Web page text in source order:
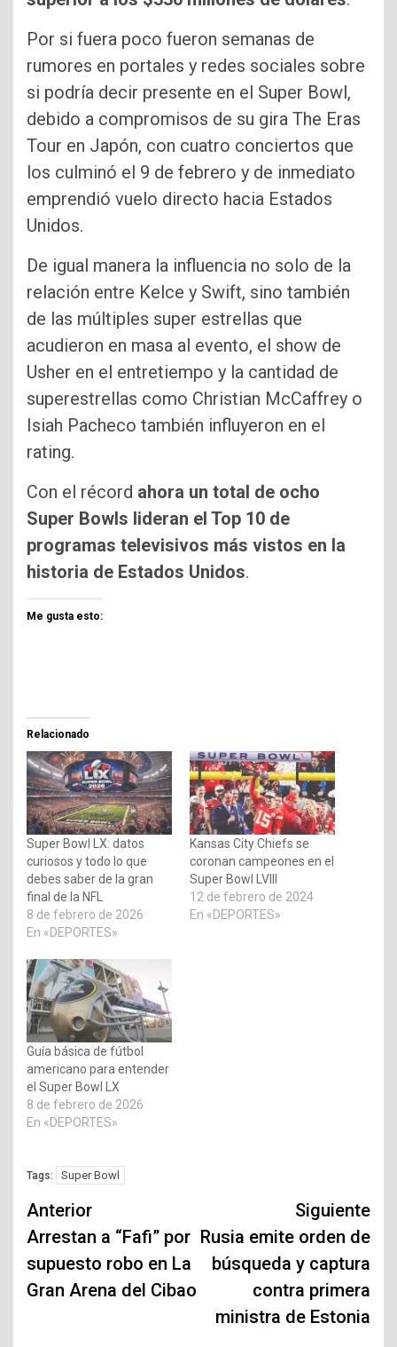
Por si fuera poco fueron semanas de
rumores en portales y redes sociales sobre
si podría decir presente en el Super Bowl,
debido a compromisos de su gira The Eras
Tour en Japón, con cuatro conciertos que
los culminó el 9 de febrero y de inmediato
emprendió vuelo directo hacia Estados
Unidos.
De igual manera la influencia no solo de la
relación entre Kelce y Swift, sino también
de las múltiples super estrellas que
acudieron en masa al evento, el show de
Usher en el entretiempo y la cantidad de
superestrellas como Christian McCaffrey o
Isiah Pacheco también influyeron en el
rating.
Con el récord ahora un total de ocho
Super Bowls lideran el Top 10 de
programas televisivos más vistos en la
historia de Estados Unidos.
Me gusta esto:
Relacionado
Super Bowl LX: datos
curiosos y todo lo que
debes saber de la gran
final de la NFL
8 de febrero de 2026
En «DEPORTES»
Kansas City Chiefs se
coronan campeones en el
Super Bowl LVIII
12 de febrero de 2024
En «DEPORTES»
Guía básica de fútbol
americano para entender
el Super Bowl LX
8 de febrero de 2026
En «DEPORTES»
Tags: Super Bowl
Navegación
de
entradas
Anterior
Arrestan a “Fafi” por
supuesto robo en La
Gran Arena del Cibao
Siguiente
Rusia emite orden de
búsqueda y captura
contra primera
ministra de Estonia